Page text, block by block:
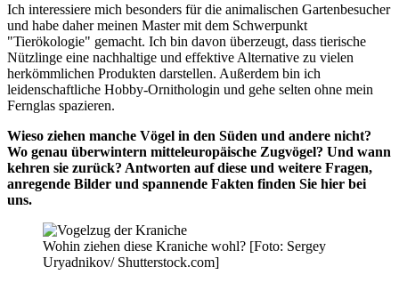
Ich interessiere mich besonders für die animalischen Gartenbesucher
und habe daher meinen Master mit dem Schwerpunkt
"Tierökologie" gemacht. Ich bin davon überzeugt, dass tierische
Nützlinge eine nachhaltige und effektive Alternative zu vielen
herkömmlichen Produkten darstellen. Außerdem bin ich
leidenschaftliche Hobby-Ornithologin und gehe selten ohne mein
Fernglas spazieren.
Wieso ziehen manche Vögel in den Süden und andere nicht?
Wo genau überwintern mitteleuropäische Zugvögel? Und wann
kehren sie zurück? Antworten auf diese und weitere Fragen,
anregende Bilder und spannende Fakten finden Sie hier bei
uns.
Wohin ziehen diese Kraniche wohl? [Foto: Sergey
Uryadnikov/ Shutterstock.com]